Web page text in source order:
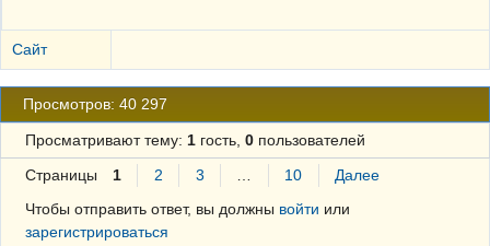
Сайт
Просмотров: 40 297
Просматривают тему: 1гость, 0пользователей
Страницы 1 2 3 10
Далее
Чтобы отправить ответ, вы должны войти или
зарегистрироваться